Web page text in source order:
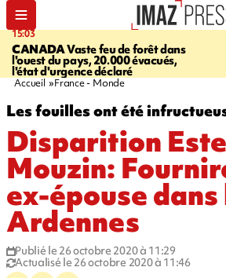
15:03
CANADAVaste feu de forêt dans
l'ouest du pays, 20.000 évacués,
l'état d'urgence déclaré
Accueil France - Monde
Les fouilles ont été
Disparition
Mouzin:
ex-épouse dans
Ardennes
Publié le 26 octobre 2020 à 11:29
Actualisé le 26 octobre 2020 à 11:46